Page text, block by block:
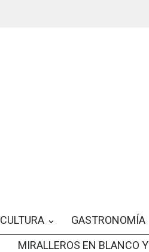
CULTURA GASTRONOMÍA
MIRALLEROS EN BLANCO